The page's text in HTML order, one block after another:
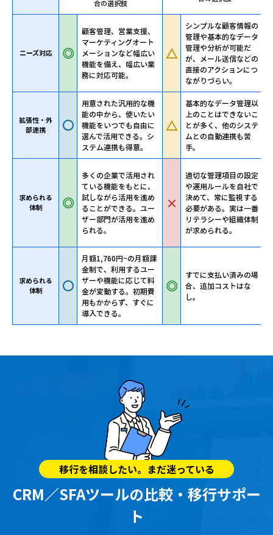
合の選択肢
ニーズ対応
顧客管理、営業支援、
マーケティングオート
メーションなど幅広い
機能を備え、幅広い業
務に対応可能。
シンプルな顧客情報の
管理や基本的なデータ
管理や分析が可能だ
が、メール送信などの
直接のアクションにつ
ながりづらい。
拡張性・外
部連携
用意された汎用的な機
能の中から、使いたい
機能をいつでも自由に
選んで活用できる。シ
ステム連携も得意。
基本的なデータ管理以
上のことはできないこ
とが多く、他のシステ
ムとの自動連携も苦
手。
求められる
体制
多くの企業で活用され
ている機能をもとに、
試しながら活用を進め
ることができる。ユー
ザー部門が活用を進め
られる。
適切な管理項目の設定
や運用ルールを自社で
決めて、常に監視する
必要がある。実は一番
リテラシーや組織体制
が求められる。
求められる
体制
月額1,760円~の月額課
金制で、利用するユー
ザーや機能に応じて料
金が変動する。初期費
用もかからず、すぐに
導入できる。
すでに支払い済みの場
合、追加コストはな
し。
移行を相談したい。まだ迷っている
CRM／SFAツールの比較・移行サポー
ト